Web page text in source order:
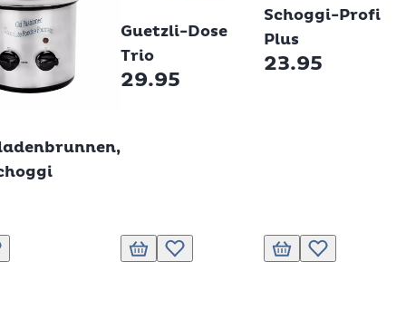
Wunschliste hinzufügen
Guetzli-Dose
Trio
29.95
In den Warenkorb
Zur Wunschliste hinzufügen
Schoggi-Profi
Plus
23.95
In den Warenkorb
Zur Wunschliste